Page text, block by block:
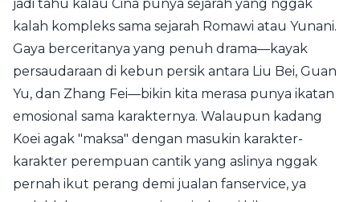
jadi tahu kalau Cina punya sejarah yang nggak
kalah kompleks sama sejarah Romawi atau Yunani.
Gaya berceritanya yang penuh drama—kayak
persaudaraan di kebun persik antara Liu Bei, Guan
Yu, dan Zhang Fei—bikin kita merasa punya ikatan
emosional sama karakternya. Walaupun kadang
Koei agak "maksa" dengan masukin karakter-
karakter perempuan cantik yang aslinya nggak
pernah ikut perang demi jualan fanservice, ya